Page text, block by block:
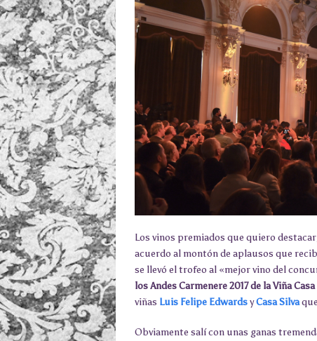
Los vinos premiados que quiero
acuerdo al montón de aplausos que
se llevó el trofeo al «mejor vino del
los Andes Carmenere 2017 de la Viña
viñas Luis Felipe EdwardsyCasa Silva
Obviamente salí con unas ganas